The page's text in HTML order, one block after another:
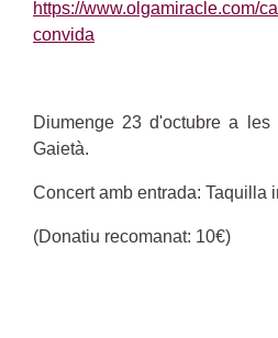
https://www.olgamiracle.com/
convida
Diumenge 23 d'octubre a
Gaietà.
Concert amb entrada: Taquilla
(Donatiu recomanat: 10€)